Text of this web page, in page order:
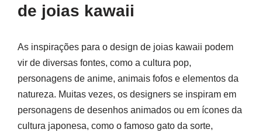
de joias kawaii
As inspirações para o design de joias kawaii podem
vir de diversas fontes, como a cultura pop,
personagens de anime, animais fofos e elementos da
natureza. Muitas vezes, os designers se inspiram em
personagens de desenhos animados ou em ícones da
cultura japonesa, como o famoso gato da sorte,